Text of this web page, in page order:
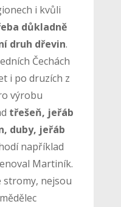
i kvůli
důkladně
druh dřevin.
Čechách
i po druzích z
výrobu
třešeň, jeřáb
duby, jeřáb
například
Martiník.
stromy, nejsou